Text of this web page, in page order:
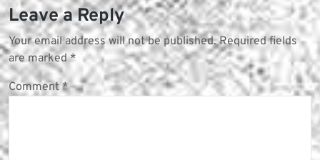
Leave a Reply
Your email address will not be published. Required fields
are marked*
Comment*